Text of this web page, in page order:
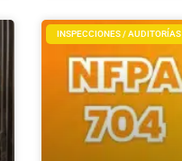
INSPECCIONES / AUDITORÍAS